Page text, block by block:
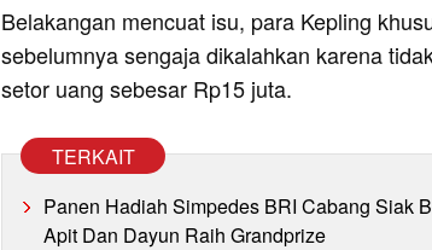
Belakangan mencuat isu, para Kepling
sebelumnya sengaja dikalahkan karena
setor uang sebesar Rp15 juta.
TERKAIT
Panen Hadiah Simpedes BRI Cabang Siak
Apit Dan Dayun Raih Grandprize